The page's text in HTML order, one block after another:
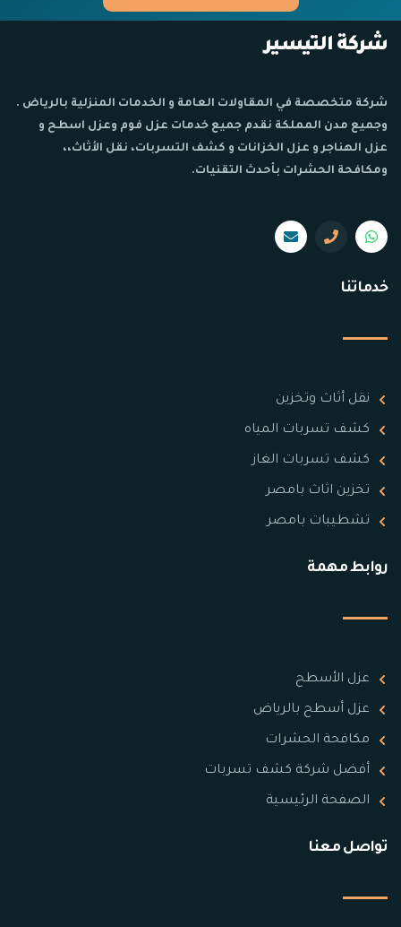
شركة التيسير
شركة متخصصة في المقاولات العامة و الخدمات المنزلية بالرياض .
وجميع مدن المملكة نقدم جميع خدمات عزل فوم وعزل اسطح و
عزل الهناجر و عزل الخزانات و كشف التسربات، نقل الأثاث،،
ومكافحة الحشرات بأحدث التقنيات.
خدماتنا
نقل أثاث وتخزين
كشف تسربات المياه
كشف تسربات الغاز
تخزين اثاث بامصر
تشطيبات بامصر
روابط مهمة
عزل الأسطح
عزل أسطح بالرياض
مكافحة الحشرات
أفضل شركة كشف تسربات
الصفحة الرئيسية
تواصل معنا